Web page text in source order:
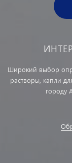
Широкий выбор
растворы, капли
городу